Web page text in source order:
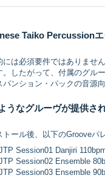
Taiko Percussion
には必須要件ではありませ
。したがって、付属のグル
パンション・パックの音源
うなグルーヴが提供さ
トール後、以下のGrooveパ
Session01 Danjiri
Session02 Ensemble
Session03 Ensemble